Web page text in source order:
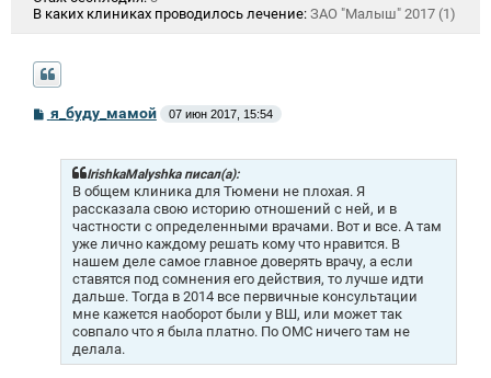
В каких клиниках проводилось лечение: ЗАО "Малыш" 2017 (1)
Ся_буду_мамой 07 июн 2017, 15:54
IrishkaMalyshka писал(а):
В общем клиника для Тюмени не плохая. Я
рассказала свою историю отношений с ней, и в
частности с определенными врачами. Вот и все. А там
уже лично каждому решать кому что нравится. В
нашем деле самое главное доверять врачу, а если
ставятся под сомнения его действия, то лучше идти
дальше. Тогда в 2014 все первичные консультации
мне кажется наоборот были у ВШ, или может так
совпало что я была платно. По ОМС ничего там не
делала.